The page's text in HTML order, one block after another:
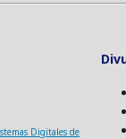
Digitales de